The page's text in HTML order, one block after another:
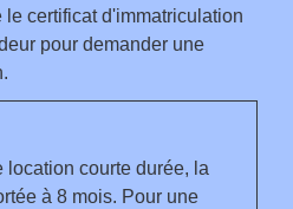
certificat d'immatriculation
pour demander une
location courte durée, la
à 8 mois. Pour une